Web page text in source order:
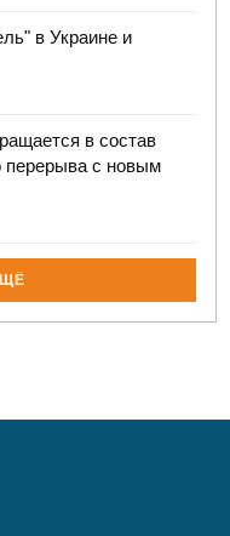
в Украине и
в состав
перерыва с новым